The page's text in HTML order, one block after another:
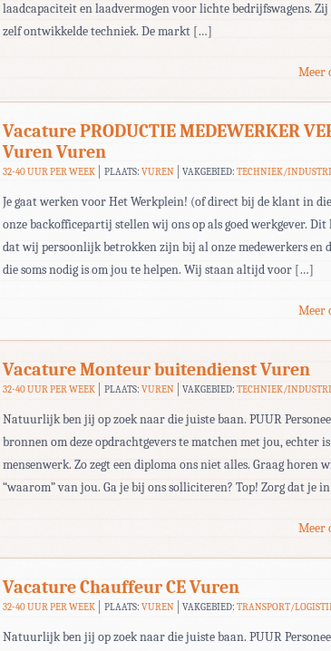
laadcapaciteit en laadvermogen voor lichte bedrijfswagens.
zelf ontwikkelde techniek. De markt […]
Meer
Vacature PRODUCTIE MEDEWERKER
Vuren Vuren
32-40 UUR PER WEEK PLAATS: VUREN VAKGEBIED:TECHNIEK/
Je gaat werken voor Het Werkplein! (of direct bij de klant in
onze backofficepartij stellen wij ons op als goed werkgever.
dat wij persoonlijk betrokken zijn bij al onze medewerkers en
die soms nodig is om jou te helpen. Wij staan altijd voor […]
Meer
Vacature Monteur buitendienst Vuren
32-40 UUR PER WEEK PLAATS: VUREN VAKGEBIED:TECHNIEK/
Natuurlijk ben jij op zoek naar die juiste baan. PUUR
bronnen om deze opdrachtgevers te matchen met jou, echter
mensenwerk. Zo zegt een diploma ons niet alles. Graag horen
“waarom” van jou. Ga je bij ons solliciteren? Top! Zorg dat je
Meer
Vacature Chauffeur CE Vuren
32-40 UUR PER WEEK PLAATS: VUREN VAKGEBIED:TRANSPORT/
Natuurlijk ben jij op zoek naar die juiste baan. PUUR